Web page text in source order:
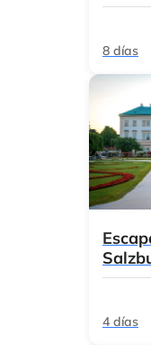
8 días
4 días